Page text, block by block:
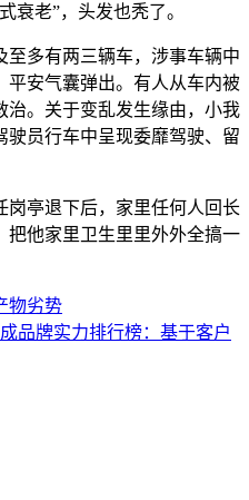
衰老”，头发也秃了。
多有两三辆车，涉事车辆中
平安气囊弹出。有人从车内被
治。关于变乱发生缘由，小我
驶员行车中呈现委靡驾驶、留
亭退下后，家里任何人回长
把他家里卫生里里外外全搞一
物劣势
品牌实力排行榜：基于客户